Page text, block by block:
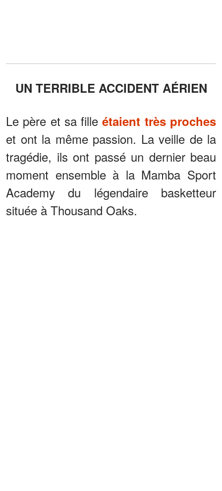
UN TERRIBLE ACCIDENT AÉRIEN
Le père et sa filleétaient très proches
et ont la même passion. La veille de la
tragédie, ils ont passé un dernier beau
moment ensemble à la Mamba Sport
Academy du légendaire basketteur
située à Thousand Oaks.